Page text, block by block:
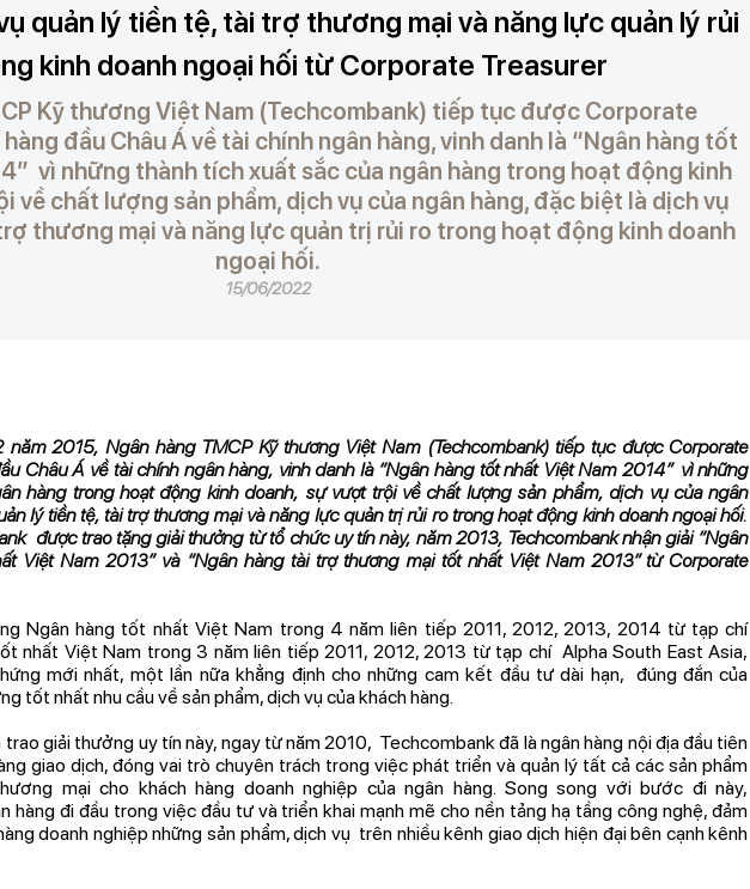
quản lý tiền tệ, tài trợ thương mại và năng lực quản lý rủi
kinh doanh ngoại hối từ Corporate Treasurer
Kỹ thương Việt Nam (Techcombank) tiếp tục được Corporate
đầu Châu Á về tài chính ngân hàng, vinh danh là “Ngân hàng tốt
vì những thành tích xuất sắc của ngân hàng trong hoạt động kinh
về chất lượng sản phẩm, dịch vụ của ngân hàng, đặc biệt là dịch vụ
thương mại và năng lực quản trị rủi ro trong hoạt động kinh doanh
ngoại hối.
15/06/2022
2015, Ngân hàng TMCP Kỹ thương Việt Nam (Techcombank) tiếp tục được Corporate
Châu Á về tài chính ngân hàng, vinh danh là “Ngân hàng tốt nhất Việt Nam 2014” vì những
hàng trong hoạt động kinh doanh, sự vượt trội về chất lượng sản phẩm, dịch vụ của ngân
lý tiền tệ, tài trợ thương mại và năng lực quản trị rủi ro trong hoạt động kinh doanh ngoại hối.
được trao tặng giải thưởng từ tổ chức uy tín này, năm 2013, Techcombank nhận giải “Ngân
Việt Nam 2013” và “Ngân hàng tài trợ thương mại tốt nhất Việt Nam 2013” từ Corporate
Ngân hàng tốt nhất Việt Nam trong 4 năm liên tiếp 2011, 2012, 2013, 2014 từ tạp chí
nhất Việt Nam trong 3 năm liên tiếp 2011, 2012, 2013 từ tạp chí Alpha South East Asia,
mới nhất, một lần nữa khẳng định cho những cam kết đầu tư dài hạn, đúng đắn của
tốt nhất nhu cầu về sản phẩm, dịch vụ của khách hàng.
giải thưởng uy tín này, ngay từ năm 2010, Techcombank đã là ngân hàng nội địa đầu tiên
giao dịch, đóng vai trò chuyên trách trong việc phát triển và quản lý tất cả các sản phẩm
mại cho khách hàng doanh nghiệp của ngân hàng. Song song với bước đi này,
hàng đi đầu trong việc đầu tư và triển khai mạnh mẽ cho nền tảng hạ tầng công nghệ, đảm
doanh nghiệp những sản phẩm, dịch vụ trên nhiều kênh giao dịch hiện đại bên cạnh kênh